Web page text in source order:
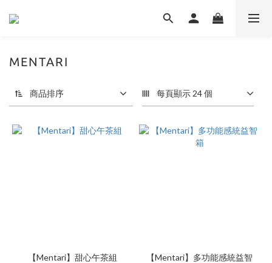
MENTARI
商品排序 每頁顯示 24 個
【Mentari】甜心午茶組
【Mentari】多功能感統益智